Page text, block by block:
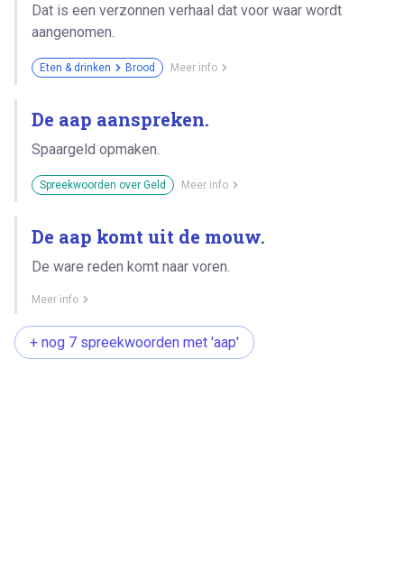
Dat is een verzonnen verhaal dat voor waar wordt
aangenomen.
Eten & drinken Brood Meer info
De aap aanspreken.
Spaargeld opmaken.
Spreekwoorden over Geld Meer info
De aap komt uit de mouw.
De ware reden komt naar voren.
Meer info
+ nog 7 spreekwoorden met 'aap'